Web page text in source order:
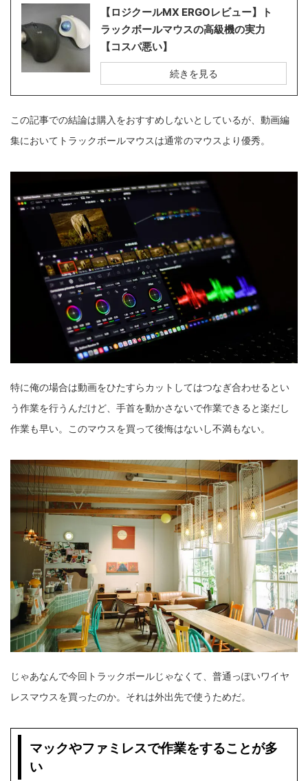
【ロジクールMX ERGOレビュー】ト
ラックボールマウスの高級機の実力
【コスパ悪い】
続きを見る
この記事での結論は購入をおすすめしないとしているが、動画編
集においてトラックボールマウスは通常のマウスより優秀。
特に俺の場合は動画をひたすらカットしてはつなぎ合わせるとい
う作業を行うんだけど、手首を動かさないで作業できると楽だし
作業も早い。このマウスを買って後悔はないし不満もない。
じゃあなんで今回トラックボールじゃなくて、普通っぽいワイヤ
レスマウスを買ったのか。それは外出先で使うためだ。
マックやファミレスで作業をすることが多
い